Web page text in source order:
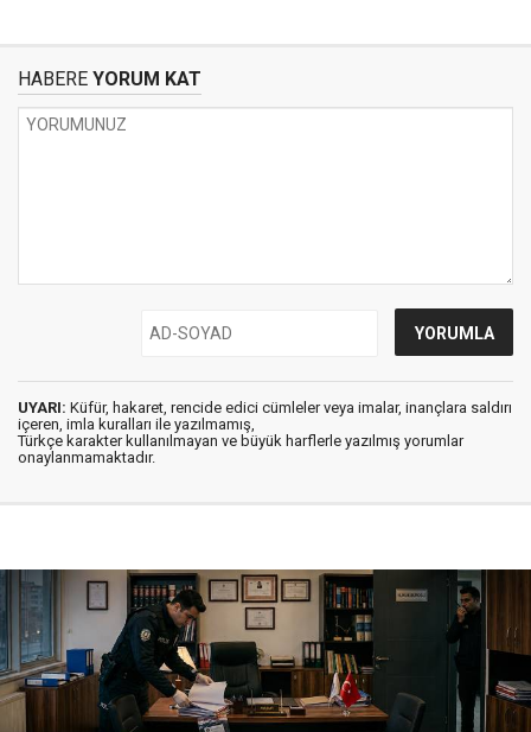
HABERE YORUM KAT
UYARI: Küfür, hakaret, rencide edici cümleler veya imalar, inançlara saldırı
içeren, imla kuralları ile yazılmamış,
Türkçe karakter kullanılmayan ve büyük harflerle yazılmış yorumlar
onaylanmamaktadır.